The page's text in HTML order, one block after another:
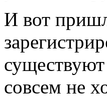
И вот
совсем не